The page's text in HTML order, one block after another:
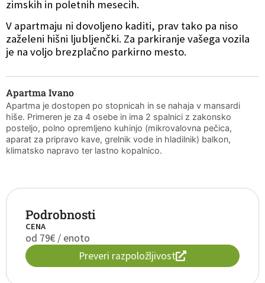
zimskih in poletnih mesecih.
V apartmaju ni dovoljeno kaditi, prav tako pa niso
zaželeni hišni ljubljenčki. Za parkiranje vašega vozila
je na voljo brezplačno parkirno mesto.
Apartma Ivano
Apartma je dostopen po stopnicah in se nahaja v mansardi
hiše. Primeren je za 4 osebe in ima 2 spalnici z zakonsko
posteljo, polno opremljeno kuhinjo (mikrovalovna pečica,
aparat za pripravo kave, grelnik vode in hladilnik) balkon,
klimatsko napravo ter lastno kopalnico.
Podrobnosti
CENA
od 79€ / enoto
Preveri razpoložljivost